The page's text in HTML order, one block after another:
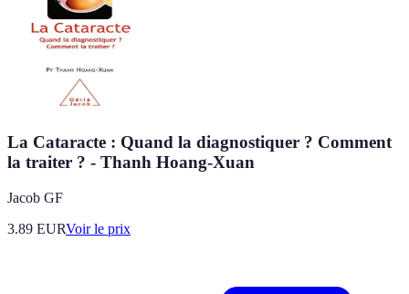
La Cataracte : Quand la diagnostiquer ? Comment
la traiter ? - Thanh Hoang-Xuan
Jacob GF
3.89 EURVoir le prix